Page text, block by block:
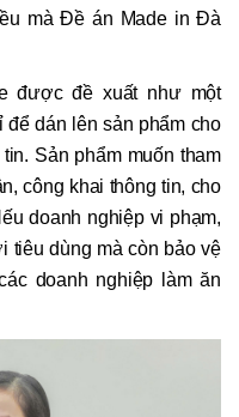
mà Đề án Made in Đà
được đề xuất như một
dán lên sản phẩm cho
Sản phẩm muốn tham
công khai thông tin, cho
doanh nghiệp vi phạm,
tiêu dùng mà còn bảo vệ
doanh nghiệp làm ăn